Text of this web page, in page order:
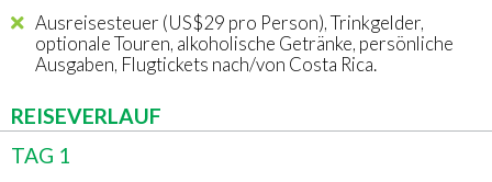
Ausreisesteuer (US$29 pro Person), Trinkgelder,
optionale Touren, alkoholische Getränke, persönliche
Ausgaben, Flugtickets nach/von Costa Rica.
REISEVERLAUF
TAG 1